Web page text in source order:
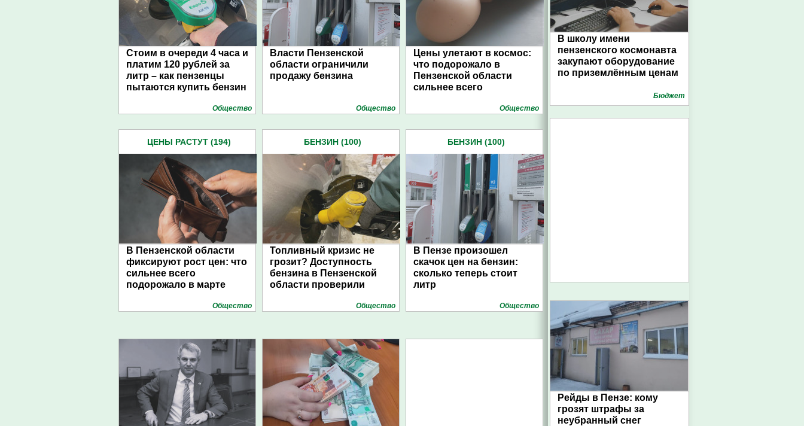
Стоим в очереди 4 часа и
платим 120 рублей за
литр – как пензенцы
пытаются купить бензин
Общество
Власти Пензенской
области ограничили
продажу бензина
Общество
Цены улетают в космос:
что подорожало в
Пензенской области
сильнее всего
Общество
ЦЕНЫ РАСТУТ (194)
В Пензенской области
фиксируют рост цен: что
сильнее всего
подорожало в марте
Общество
БЕНЗИН (100)
Топливный кризис не
грозит? Доступность
бензина в Пензенской
области проверили
Общество
БЕНЗИН (100)
В Пензе произошел
скачок цен на бензин:
сколько теперь стоит
литр
Общество
В школу имени
пензенского космонавта
закупают оборудование
по приземлённым ценам
Бюджет
Рейды в Пензе: кому
грозят штрафы за
неубранный снег